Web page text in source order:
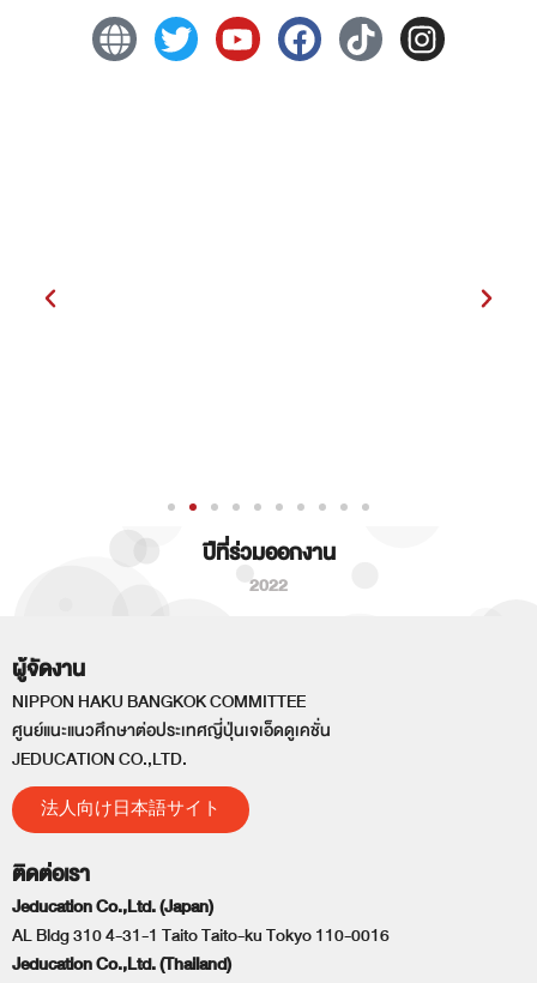
ปีที่ร่วมออกงาน
2022
ผู้จัดงาน
NIPPON HAKU BANGKOK COMMITTEE
ศูนย์แนะแนวศึกษาต่อประเทศญี่ปุ่นเจเอ็ดดูเคชั่น
JEDUCATION CO.,LTD.
法人向け日本語サイト
ติดต่อเรา
Jeducation Co.,Ltd. (Japan)
AL Bldg 310 4-31-1 Taito Taito-ku Tokyo 110-0016
Jeducation Co.,Ltd. (Thailand)